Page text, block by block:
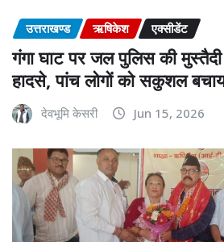
उत्तराखण्ड ऋषिकेश एक्सीडेंट
गंगा घाट पर जल पुलिस की
हादसे, पांच लोगों को सकुशल
देवभूमि केसरी Jun 15, 2026